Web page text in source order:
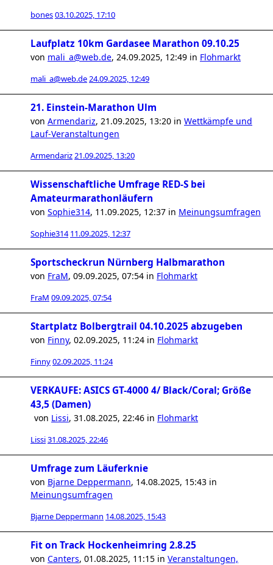
bones03.10.2025, 17:10
Laufplatz 10km Gardasee Marathon 09.10.25
von mali_a@web.de, 24.09.2025, 12:49 in Flohmarkt
mali_a@web.de24.09.2025, 12:49
21. Einstein-Marathon Ulm
von Armendariz, 21.09.2025, 13:20 in Wettkämpfe und
Lauf-Veranstaltungen
Armendariz21.09.2025, 13:20
Wissenschaftliche Umfrage RED-S bei
Amateurmarathonläufern
von Sophie314, 11.09.2025, 12:37 in Meinungsumfragen
Sophie314 11.09.2025, 12:37
Sportscheckrun Nürnberg Halbmarathon
von FraM, 09.09.2025, 07:54 in Flohmarkt
FraM 09.09.2025, 07:54
Startplatz Bolbergtrail 04.10.2025 abzugeben
von Finny, 02.09.2025, 11:24 in Flohmarkt
Finny02.09.2025, 11:24
VERKAUFE: ASICS GT-4000 4/ Black/Coral; Größe
43,5 (Damen)
von Lissi, 31.08.2025, 22:46 in Flohmarkt
Lissi31.08.2025, 22:46
Umfrage zum Läuferknie
von Bjarne Deppermann, 14.08.2025, 15:43 in
Meinungsumfragen
Bjarne Deppermann 14.08.2025, 15:43
Fit on Track Hockenheimring 2.8.25
von Canters, 01.08.2025, 11:15 in Veranstaltungen,